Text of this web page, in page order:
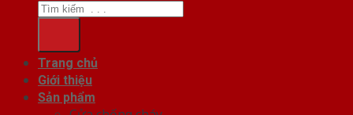
Trang chủ
Giới thiệu
Sản phẩm